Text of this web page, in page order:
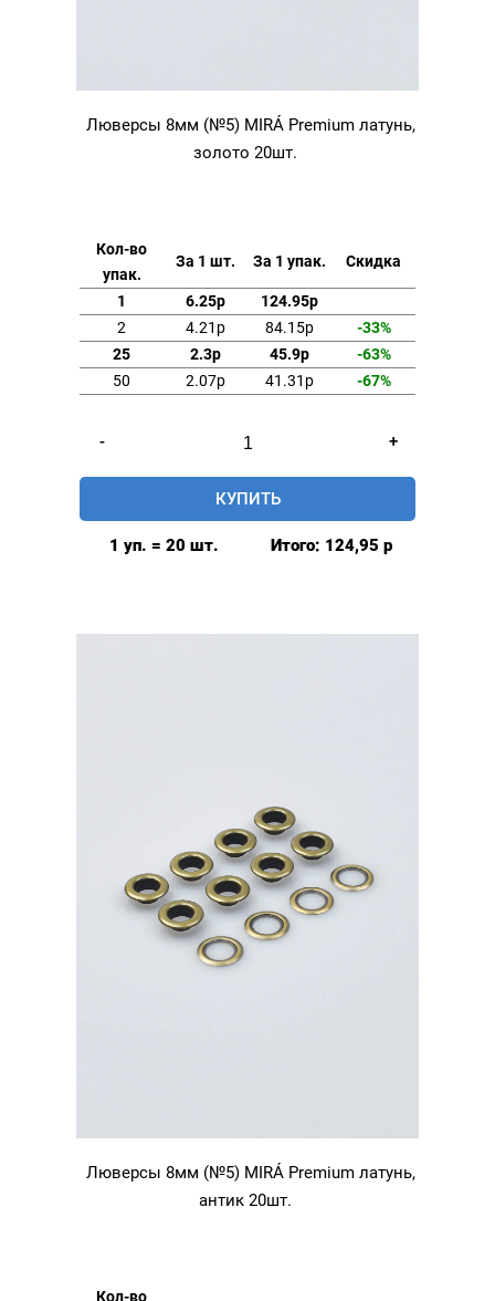
Люверсы 8мм (№5) MIRÁ Premium латунь,
золото 20шт.
Кол-во
упак.
За 1 шт. За 1 упак. Скидка
1 6.25р
124.95р
2
4.21р 84.15р
-33%
25
2.3р 45.9р
-63%
50
2.07р 41.31р -67%
-
товара
Люверсы
8мм
+
КУПИТЬ
1 уп. = 20 шт. Итого: 124,95 р
Люверсы 8мм (№5) MIRÁ Premium латунь,
антик 20шт.
Кол-во